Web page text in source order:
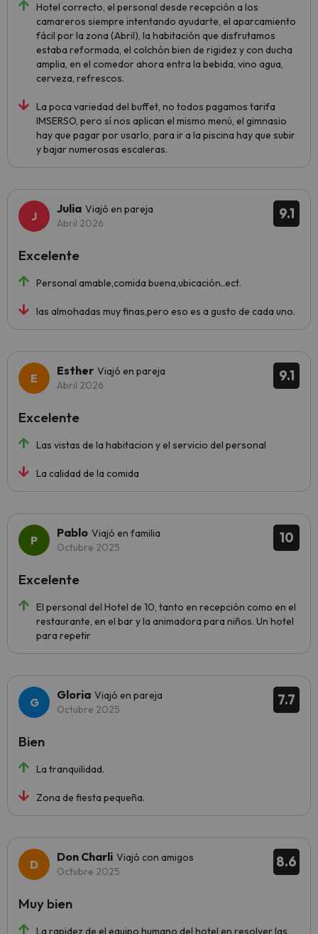
Hotel correcto, el personal desde recepción a los
camareros siempre intentando ayudarte, el aparcamiento
fácil por la zona (Abril), la habitación que disfrutamos
estaba reformada, el colchón bien de rigidez y con ducha
amplia, en el comedor ahora entra la bebida, vino agua,
cerveza, refrescos.
La poca variedad del buffet, no todos pagamos tarifa
IMSERSO, pero sí nos aplican el mismo menú, el gimnasio
hay que pagar por usarlo, para ir a la piscina hay que subir
y bajar numerosas escaleras.
9.1
Julia Viajó en pareja
Abril 2026
Personal amable,comida buena,ubicación..ect.
las almohadas muy finas,pero eso es a gusto de cada uno.
Excelente
9.1
Esther Viajó en pareja
Abril 2026
Las vistas de la habitacion y el servicio del personal
La calidad de la comida
Excelente
10
Pablo Viajó en familia
Octubre 2025
El personal del Hotel de 10, tanto en recepción como en el
restaurante, en el bar y la animadora para niños. Un hotel
para repetir
Excelente
7.7
Gloria Viajó en pareja
Octubre 2025
La tranquilidad.
Zona de fiesta pequeña.
Bien
8.6
Don Charli Viajó con amigos
Octubre 2025
La rapidez de el equipo humano del hotel en resolver las
Muy bien